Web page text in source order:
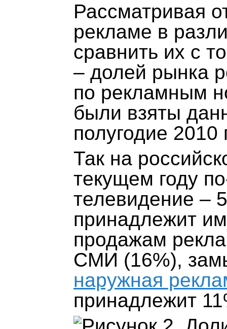
Рассматривая
рекламе в
сравнить их с
– долей рынка
по рекламным
были взяты
полугодие 2010
Так на
текущем году
телевидение –
принадлежит
продажам
СМИ (16%),
наружная
принадлежит